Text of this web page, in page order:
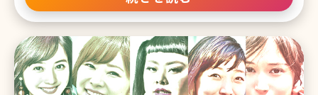
女性芸能人を1位から10位までご紹介します。 1位 有村架純 この投
稿をInstagramで見る kasumi arimura 有村架純
です。スリーサイズは80-60-82。 代表作はNHKの連続テレビ小説『あ
まちゃん』や『ビリギャル』です。『あまちゃん』では小泉今日子さん演じ
る天野春子の少女時代を有村さんが演じ一気にブレイク。『ビリギャ
ル』では